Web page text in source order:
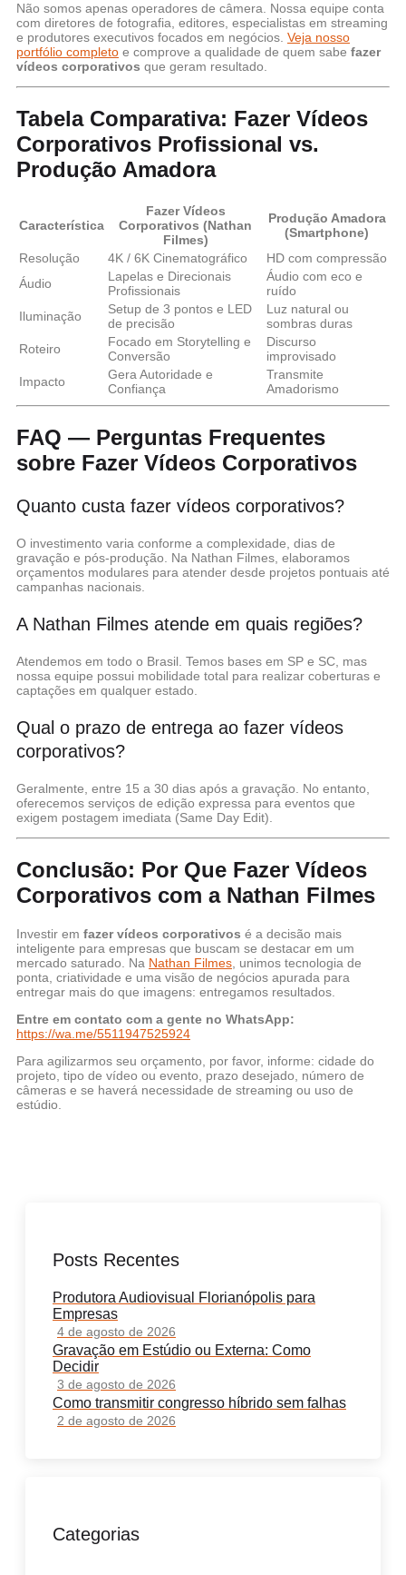
Não somos apenas operadores de câmera. Nossa equipe conta
com diretores de fotografia, editores, especialistas em streaming
e produtores executivos focados em negócios. Veja nosso
portfólio completo e comprove a qualidade de quem sabe fazer
vídeos corporativos que geram resultado.
Tabela Comparativa: Fazer Vídeos
Corporativos Profissional vs.
Produção Amadora
Característica
Fazer Vídeos
Corporativos (Nathan
Filmes)
Produção Amadora
(Smartphone)
Resolução
4K / 6K Cinematográfico
HD com compressão
Áudio
Lapelas e Direcionais
Profissionais
Áudio com eco e
ruído
Iluminação
Setup de 3 pontos e LED
de precisão
Luz natural ou
sombras duras
Roteiro
Focado em Storytelling e
Conversão
Discurso
improvisado
Impacto
Gera Autoridade e
Confiança
Transmite
Amadorismo
FAQ — Perguntas Frequentes
sobre Fazer Vídeos Corporativos
Quanto custa fazer vídeos corporativos?
O investimento varia conforme a complexidade, dias de
gravação e pós-produção. Na Nathan Filmes, elaboramos
orçamentos modulares para atender desde projetos pontuais até
campanhas nacionais.
A Nathan Filmes atende em quais regiões?
Atendemos em todo o Brasil. Temos bases em SP e SC, mas
nossa equipe possui mobilidade total para realizar coberturas e
captações em qualquer estado.
Qual o prazo de entrega ao fazer vídeos
corporativos?
Geralmente, entre 15 a 30 dias após a gravação. No entanto,
oferecemos serviços de edição expressa para eventos que
exigem postagem imediata (Same Day Edit).
Conclusão: Por Que Fazer Vídeos
Corporativos com a Nathan Filmes
Investir em fazer vídeos corporativos é a decisão mais
inteligente para empresas que buscam se destacar em um
mercado saturado. Na Nathan Filmes , unimos tecnologia de
ponta, criatividade e uma visão de negócios apurada para
entregar mais do que imagens: entregamos resultados.
Entre em contato com a gente no WhatsApp:
https://wa.me/5511947525924
Para agilizarmos seu orçamento, por favor, informe: cidade do
projeto, tipo de vídeo ou evento, prazo desejado, número de
câmeras e se haverá necessidade de streaming ou uso de
estúdio.
Posts Recentes
Produtora Audiovisual Florianópolis para
Empresas
4 de agosto de 2026
Gravação em Estúdio ou Externa: Como
Decidir
3 de agosto de 2026
Como transmitir congresso híbrido sem falhas
2 de agosto de 2026
Categorias